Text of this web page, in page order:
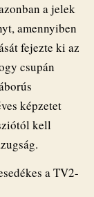
a jelek
amennyiben
fejezte ki az
csupán
képzetet
kell
a TV2-